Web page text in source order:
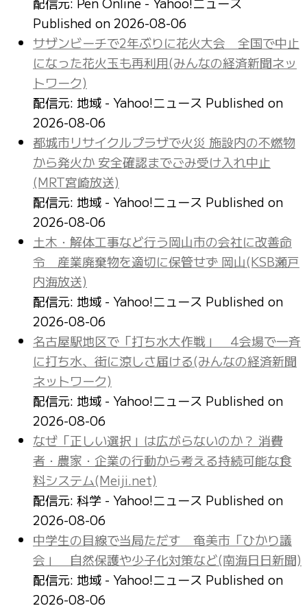
Published on 2026-08-06
サザンビーチで2年ぶりに花火大会 全国で中止
になった花火玉も再利用(みんなの経済新聞ネッ
トワーク)
配信元: 地域 - Yahoo!ニュース Published on
2026-08-06
都城市リサイクルプラザで火災 施設内の不燃物
から発火か 安全確認までごみ受け入れ中止
(MRT宮崎放送)
配信元: 地域 - Yahoo!ニュース Published on
2026-08-06
土木・解体工事など行う岡山市の会社に改善命
令 産業廃棄物を適切に保管せず 岡山(KSB瀬戸
内海放送)
配信元: 地域 - Yahoo!ニュース Published on
2026-08-06
名古屋駅地区で「打ち水大作戦」 4会場で一斉
に打ち水、街に涼しさ届ける(みんなの経済新聞
ネットワーク)
配信元: 地域 - Yahoo!ニュース Published on
2026-08-06
なぜ「正しい選択」は広がらないのか？ 消費
者・農家・企業の行動から考える持続可能な食
料システム(Meiji.net)
配信元: 科学 - Yahoo!ニュース Published on
2026-08-06
中学生の目線で当局ただす 奄美市「ひかり議
会」 自然保護や少子化対策など(南海日日新聞)
配信元: 地域 - Yahoo!ニュース Published on
2026-08-06